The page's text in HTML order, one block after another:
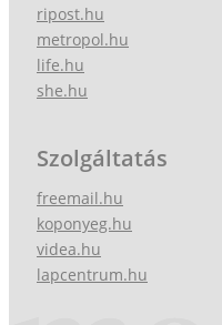
ripost.hu
metropol.hu
life.hu
she.hu
Szolgáltatás
freemail.hu
koponyeg.hu
videa.hu
lapcentrum.hu